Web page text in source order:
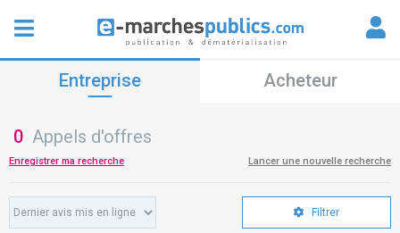
Entreprise Acheteur
0 Appels d'offres
Enregistrer ma recherche Lancer une nouvelle recherche
Filtrer